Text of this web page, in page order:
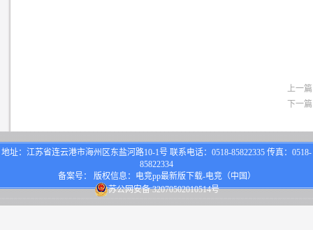
上一
下一
地址：江苏省连云港市海州区东盐河路10-1号 联系电话：0518-85822335 传真：0518-
85822334
备案号： 版权信息：电竞pp最新版下载-电竞（中国）
苏公网安备 32070502010514号